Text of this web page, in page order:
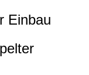
Einbau